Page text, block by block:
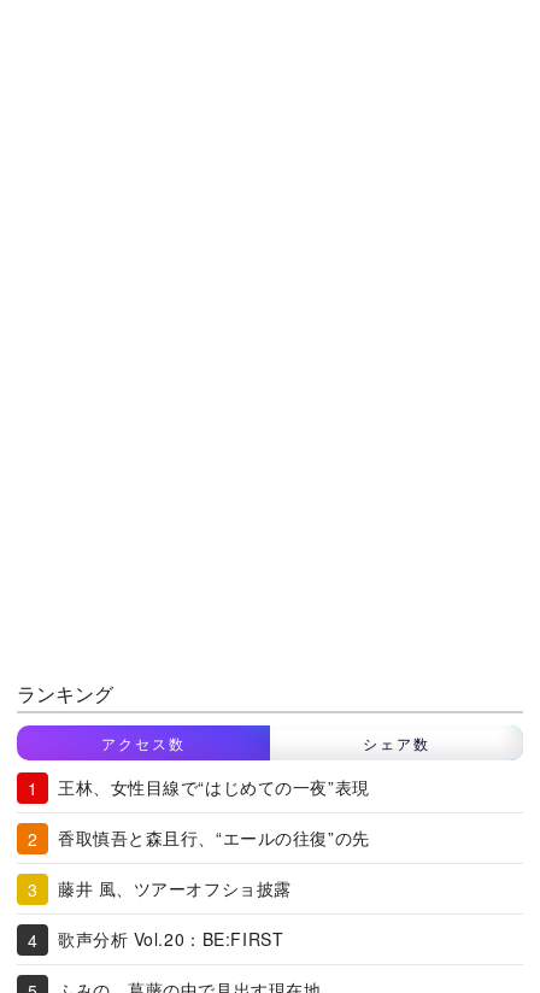
ランキング
アクセス数 シェア数
王林、女性目線で“はじめての一夜”表現
香取慎吾と森且行、“エールの往復”の先
藤井 風、ツアーオフショ披露
歌声分析 Vol.20：BE:FIRST